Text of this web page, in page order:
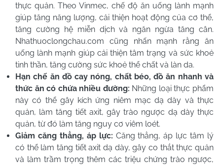
thực quản. Theo Vinmec, chế độ ăn uống lành mạnh
giúp tăng năng lượng, cải thiện hoạt động của cơ thể,
tăng cường hệ miễn dịch và ngăn ngừa tăng cân.
Nhathuoclongchau.com cũng nhấn mạnh rằng ăn
uống lành mạnh giúp cải thiện tâm trạng và sức khoẻ
tinh thần, tăng cường sức khoẻ thể chất và làn da.
Hạn chế ăn đồ cay nóng, chất béo, đồ ăn nhanh và
thức ăn có chứa nhiều đường: Những loại thực phẩm
này có thể gây kích ứng niêm mạc dạ dày và thực
quản, làm tăng tiết axit, gây trào ngược dạ dày thực
quản, từ đó làm tăng nguy cơ viêm loét.
Giảm căng thẳng, áp lực: Căng thẳng, áp lực tâm lý
có thể làm tăng tiết axit dạ dày, gây co thắt thực quản
và làm trầm trọng thêm các triệu chứng trào ngược,